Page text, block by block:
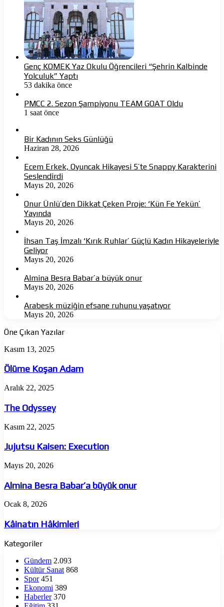
Genç KOMEK Yaz Okulu Öğrencileri “Şehrin Kalbinde
Yolculuk” Yaptı
53 dakika önce
PMCC 2. Sezon Şampiyonu TEAM GOAT Oldu
1 saat önce
Bir Kadının Seks Günlüğü
Haziran 28, 2026
Ecem Erkek, Oyuncak Hikayesi 5’te Snappy Karakterini
Seslendirdi
Mayıs 20, 2026
Onur Ünlü’den Dikkat Çeken Proje: ‘Kün Fe Yekün’
Yayında
Mayıs 20, 2026
İhsan Taş İmzalı ‘Kırık Ruhlar’ Güçlü Kadın Hikayeleriyle
Geliyor
Mayıs 20, 2026
Almina Besra Babar’a büyük onur
Mayıs 20, 2026
Arabesk müziğin efsane ruhunu yaşatıyor
Mayıs 20, 2026
Öne Çıkan Yazılar
Ölüme
Adam
Kasım 13, 2025
Ölüme Koşan Adam
The
Aralık 22, 2025
The Odyssey
Jujutsu
Execution
Kasım 22, 2025
Jujutsu Kaisen: Execution
Almina
Babar’a
büyük
onur
Mayıs 20, 2026
Almina Besra Babar’a büyük onur
Kâinatın
Ocak 8, 2026
Kâinatın Hâkimleri
Kategoriler
Gündem 2.093
Kültür Sanat 868
Spor 451
Ekonomi 389
Haberler 370